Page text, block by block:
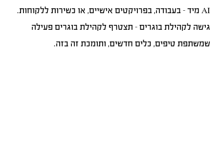
AI מיד – בעבודה, בפרויקטים אישיים, או כשירות ללקוחות.
גישה לקהילת בוגרים– תצטרף לקהילת בוגרים פעילה
שמשתפת טיפים, כלים חדשים, ותומכת זה בזה.